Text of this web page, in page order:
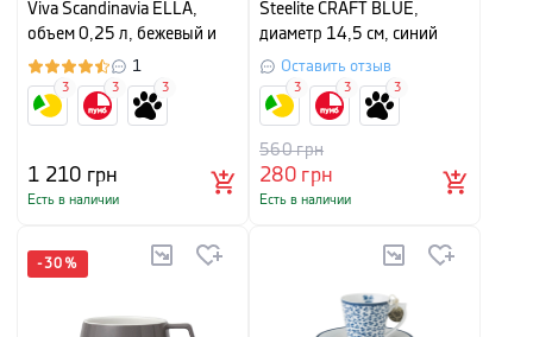
Viva Scandinavia ELLA,
объем 0,25 л, бежевый и
оранжевый
1
1 210 грн
Есть в наличии
3 3 3
Steelite CRAFT BLUE,
диаметр 14,5 см, синий
Оставить отзыв
280грн
560грн
Есть в наличии
3 3 3
-30 %